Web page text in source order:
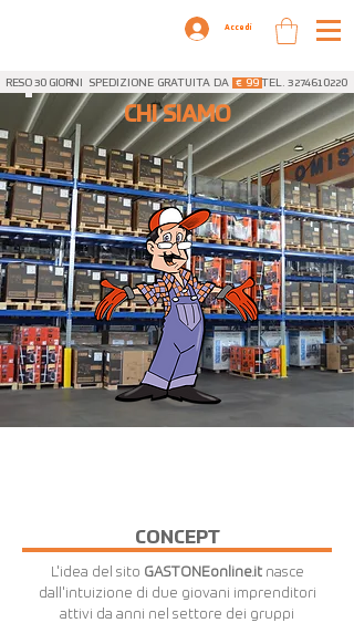
Accedi
RESO 30 GIORNI SPEDIZIONE GRATUITA DA € 99TEL. 3274610220
CHI SIAMO
CONCEPT
L'idea del sito GASTONEonline.itnasce
dall'intuizione di due giovani imprenditori
attivi da anni nel settore dei gruppi